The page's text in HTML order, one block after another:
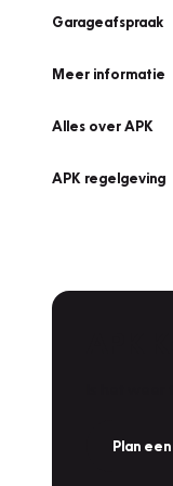
Garageafspraak
Meer informatie
Alles over APK
APK regelgeving
Plan